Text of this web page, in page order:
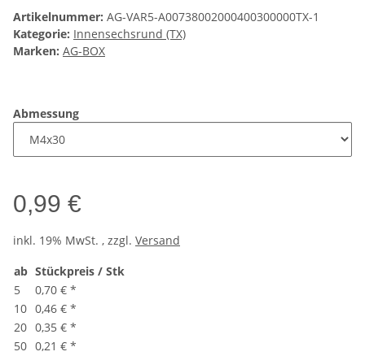
Artikelnummer: AG-VAR5-A00738002000400300000TX-1
Kategorie: Innensechsrund (TX)
Marken: AG-BOX
Abmessung
0,99 €
inkl. 19% MwSt. , zzgl. Versand
ab Stückpreis / Stk
5
0,70 € *
10 0,46 € *
20 0,35 € *
50 0,21 € *